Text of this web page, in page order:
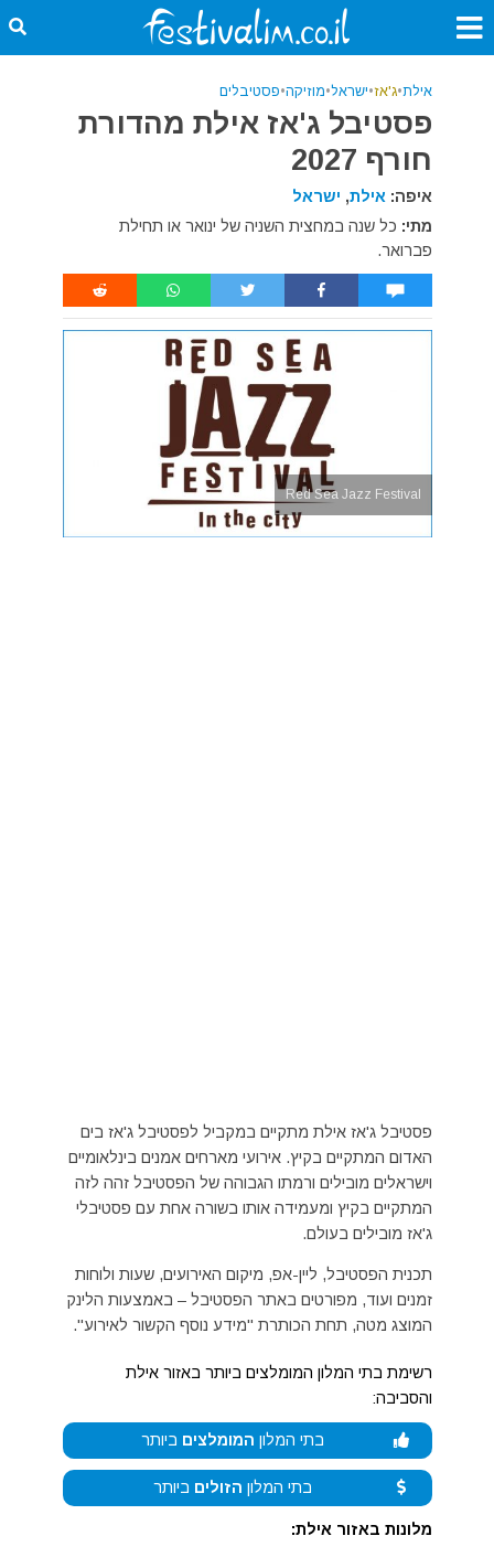
אילת•ג'אז•ישראל•מוזיקה•פסטיבלים
פסטיבל ג'אז אילת מהדורת
חורף 2027
איפה: אילת, ישראל
מתי: כל שנה במחצית השניה של ינואר או תחילת
פברואר.
Red Sea Jazz Festival
פסטיבל ג'אז אילת מתקיים במקביל לפסטיבל ג'אז בים
האדום המתקיים בקיץ. אירועי מארחים אמנים בינלאומיים
וישראלים מובילים ורמתו הגבוהה של הפסטיבל זהה לזה
המתקיים בקיץ ומעמידה אותו בשורה אחת עם פסטיבלי
ג'אז מובילים בעולם.
תכנית הפסטיבל, ליין-אפ, מיקום האירועים, שעות ולוחות
זמנים ועוד, מפורטים באתר הפסטיבל – באמצעות הלינק
המוצג מטה, תחת הכותרת "מידע נוסף הקשור לאירוע".
רשימת בתי המלון המומלצים ביותר באזור אילת
והסביבה:
בתי המלון המומלצים ביותר
בתי המלון הזולים ביותר
מלונות באזור אילת: